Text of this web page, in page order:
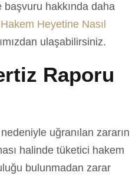
hakkında daha
Heyetine Nasıl
ulaşabilirsiniz.
Raporu
nedeniyle uğranılan zararın
halinde tüketici hakem
bulunmadan zarar